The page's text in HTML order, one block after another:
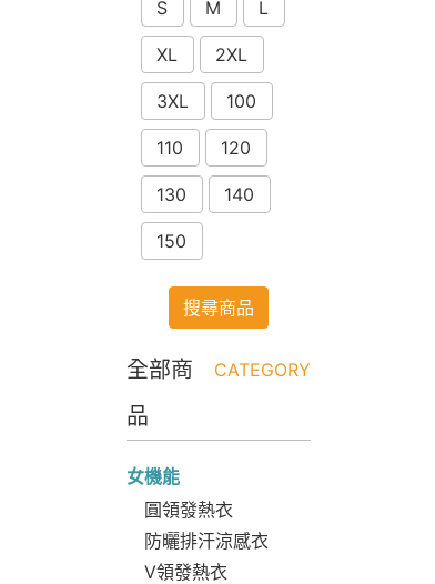
S M L
XL 2XL
3XL 100
110 120
130 140
150
搜尋商品
全部商
品
CATEGORY
女機能
圓領發熱衣
防曬排汗涼感衣
V領發熱衣